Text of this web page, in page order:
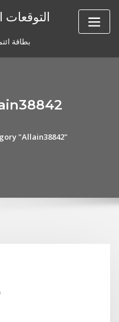
التوقعات
بطاقة
"Allain38842"